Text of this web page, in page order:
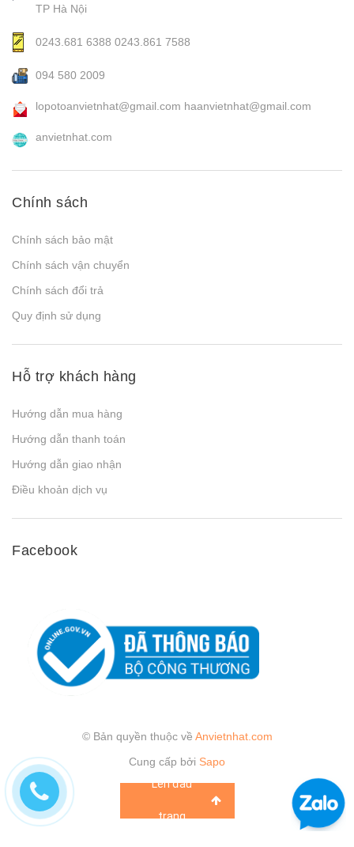
TP Hà Nội
0243.681 6388 0243.861 7588
094 580 2009
lopotoanvietnhat@gmail.com haanvietnhat@gmail.com
anvietnhat.com
Chính sách
Chính sách bảo mật
Chính sách vận chuyển
Chính sách đổi trả
Quy định sử dụng
Hỗ trợ khách hàng
Hướng dẫn mua hàng
Hướng dẫn thanh toán
Hướng dẫn giao nhận
Điều khoản dịch vụ
Facebook
© Bản quyền thuộc về Anvietnhat.com
Cung cấp bởi Sapo
Lên đầu
trang